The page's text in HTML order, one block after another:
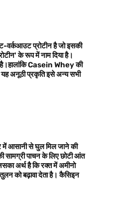
वर्कआउट प्रोटीन है जो इसकी
के रूप में नाम दिया है।
Casein Whey की
यह अनूठी प्रकृति इसे अन्य सभी
में आसानी से घुल मिल जाने की
सामग्री पाचन के लिए छोटी आंत
अर्थ है कि रक्त में अमीनो
को बढ़ावा देता है। कैसिइन